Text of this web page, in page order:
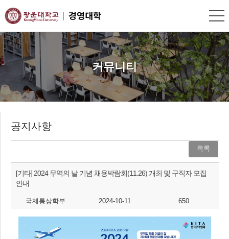
커뮤니티
공지사항
목록
[기타] 2024 무역의 날 기념 채용박람회(11.26) 개최 및 구직자 모집
안내
국제통상학부 2024-10-11 650